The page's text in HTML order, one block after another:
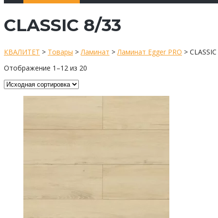
CLASSIC 8/33
КВАЛИТЕТ > Товары >Ламинат >Ламинат Egger PRO >
Отображение 1–12 из 20